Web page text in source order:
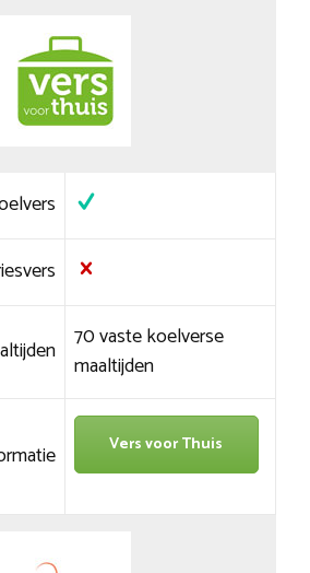
70 vaste koelverse
maaltijden
Vers voor Thuis